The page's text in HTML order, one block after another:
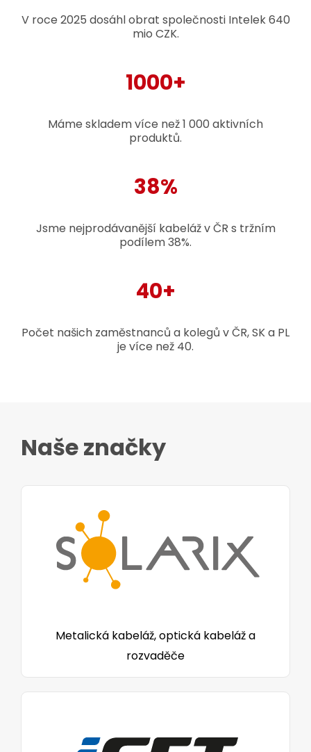
V roce 2025 dosáhl obrat společnosti Intelek 640
mio CZK.
1000+
Máme skladem více než 1 000 aktivních
produktů.
38%
Jsme nejprodávanější kabeláž v ČR s tržním
podílem 38%.
40+
Počet našich zaměstnanců a kolegů v ČR, SK a PL
je více než 40.
Naše značky
Metalická kabeláž, optická kabeláž a
rozvaděče